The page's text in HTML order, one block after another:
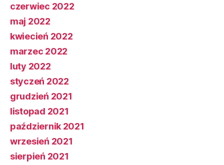
czerwiec 2022
maj 2022
kwiecień 2022
marzec 2022
luty 2022
styczeń 2022
grudzień 2021
listopad 2021
październik 2021
wrzesień 2021
sierpień 2021